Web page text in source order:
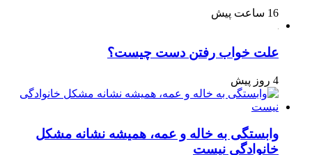
16 ساعت پیش
علت خواب رفتن دست چیست؟
4 روز پیش
وابستگی به خاله و عمه، همیشه نشانه مشکل
خانوادگی نیست